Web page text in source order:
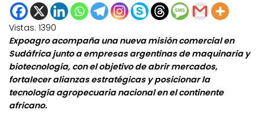
Vistas: 1390
Expoagro acompaña una nueva misión comercial en
Sudáfrica junto a empresas argentinas de maquinaria y
biotecnología, con el objetivo de abrir mercados,
fortalecer alianzas estratégicas y posicionar la
tecnología agropecuaria nacional en el continente
africano.